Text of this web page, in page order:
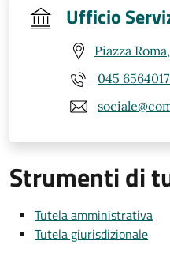
Ufficio
Piazza
045
Strumenti di
Tutela amministrativa
Tutela giurisdizionale